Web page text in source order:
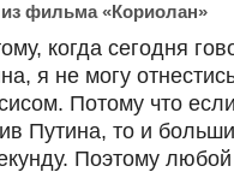
фильма «Кориолан»
когда сегодня
я не могу
Потому что
Путина, то и
Поэтому